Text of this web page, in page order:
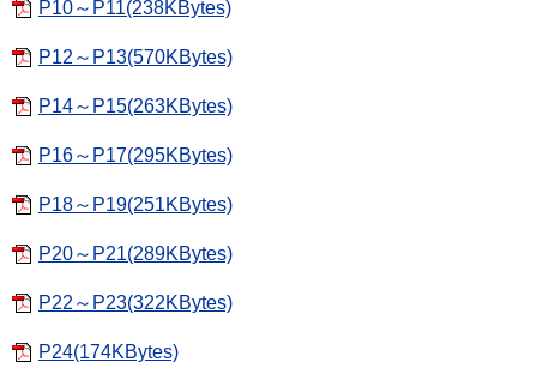
P10～P11(238KBytes)
P12～P13(570KBytes)
P14～P15(263KBytes)
P16～P17(295KBytes)
P18～P19(251KBytes)
P20～P21(289KBytes)
P22～P23(322KBytes)
P24(174KBytes)